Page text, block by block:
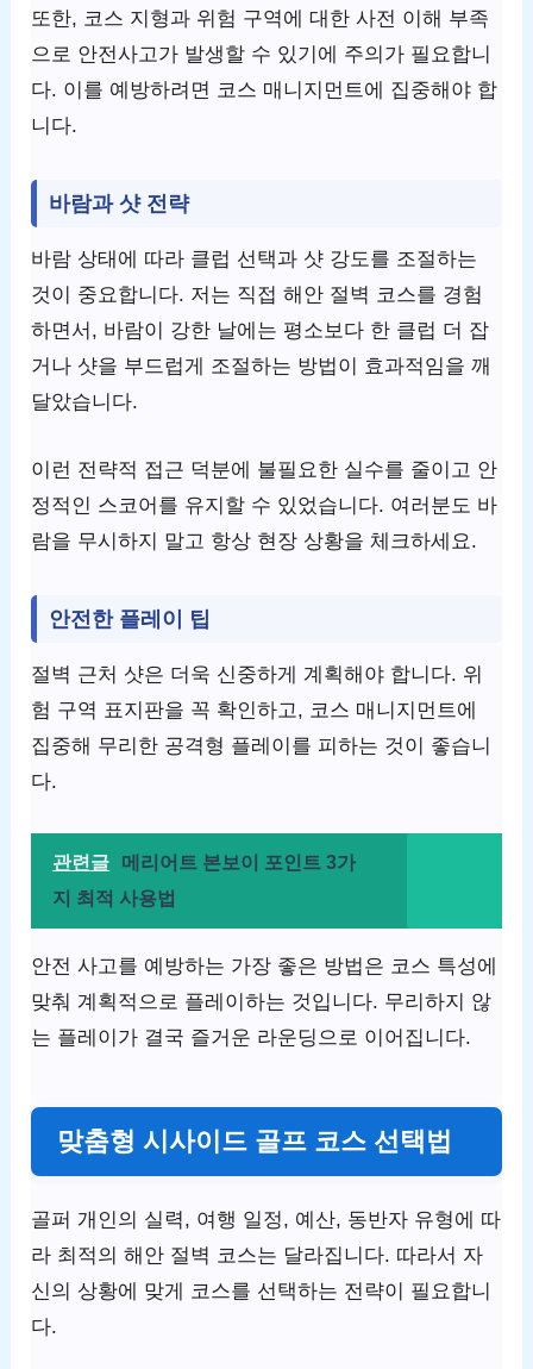
또한, 코스 지형과 위험 구역에 대한 사전 이해 부족
으로 안전사고가 발생할 수 있기에 주의가 필요합니
다. 이를 예방하려면 코스 매니지먼트에 집중해야 합
니다.
바람과 샷 전략
바람 상태에 따라 클럽 선택과 샷 강도를 조절하는
것이 중요합니다. 저는 직접 해안 절벽 코스를 경험
하면서, 바람이 강한 날에는 평소보다 한 클럽 더 잡
거나 샷을 부드럽게 조절하는 방법이 효과적임을 깨
달았습니다.
이런 전략적 접근 덕분에 불필요한 실수를 줄이고 안
정적인 스코어를 유지할 수 있었습니다. 여러분도 바
람을 무시하지 말고 항상 현장 상황을 체크하세요.
안전한 플레이 팁
절벽 근처 샷은 더욱 신중하게 계획해야 합니다. 위
험 구역 표지판을 꼭 확인하고, 코스 매니지먼트에
집중해 무리한 공격형 플레이를 피하는 것이 좋습니
다.
관련글
메리어트 본보이 포인트 3가
지 최적 사용법
안전 사고를 예방하는 가장 좋은 방법은 코스 특성에
맞춰 계획적으로 플레이하는 것입니다. 무리하지 않
는 플레이가 결국 즐거운 라운딩으로 이어집니다.
맞춤형 시사이드 골프 코스 선택법
골퍼 개인의 실력, 여행 일정, 예산, 동반자 유형에 따
라 최적의 해안 절벽 코스는 달라집니다. 따라서 자
신의 상황에 맞게 코스를 선택하는 전략이 필요합니
다.